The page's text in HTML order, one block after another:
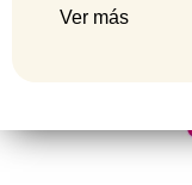
Ver más